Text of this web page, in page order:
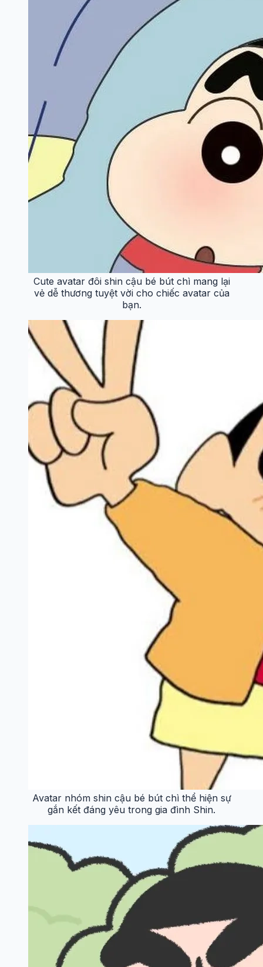
Cute avatar đôi shin cậu bé bút chì mang lại
vẻ dễ thương tuyệt vời cho chiếc avatar của
bạn.
Avatar nhóm shin cậu bé bút chì thể hiện sự
gắn kết đáng yêu trong gia đình Shin.